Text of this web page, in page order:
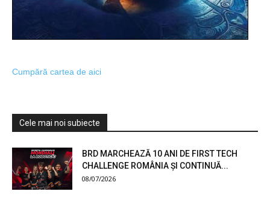
Cumpără cartea de aici
Cele mai noi subiecte
BRD MARCHEAZĂ 10 ANI DE FIRST TECH
CHALLENGE ROMÂNIA ȘI CONTINUĂ...
08/07/2026